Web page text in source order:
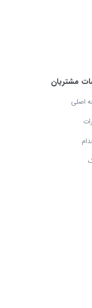
مشتریان
اصلی